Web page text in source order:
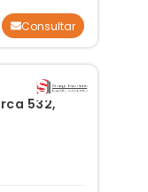
Consultar
532,